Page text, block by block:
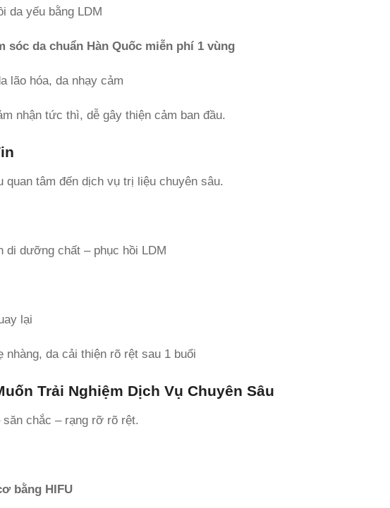
da yếu bằng LDM
sóc da chuẩn Hàn Quốc miễn phí 1 vùng
lão hóa, da nhạy cảm
nhận tức thì, dễ gây thiện cảm ban đầu.
tâm đến dịch vụ trị liệu chuyên sâu.
di dưỡng chất – phục hồi LDM
lại
da cải thiện rõ rệt sau 1 buổi
Trải Nghiệm Dịch Vụ Chuyên Sâu
chắc – rạng rỡ rõ rệt.
bằng HIFU